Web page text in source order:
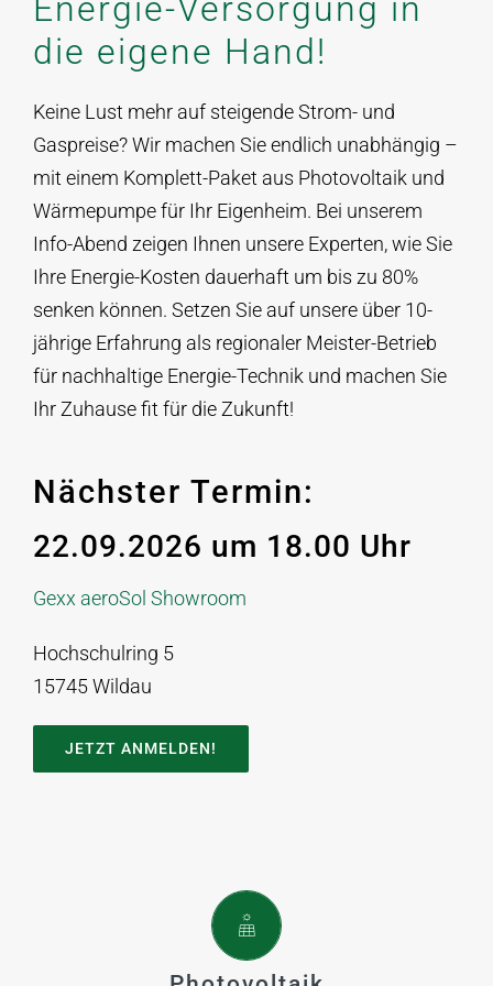
Angebot anfordern
Energie-Versorgung in
die eigene Hand!
Keine Lust mehr auf steigende Strom- und
Gaspreise? Wir machen Sie endlich unabhängig –
mit einem Komplett-Paket aus Photovoltaik und
Wärmepumpe für Ihr Eigenheim. Bei unserem
Info-Abend zeigen Ihnen unsere Experten, wie Sie
Ihre Energie-Kosten dauerhaft um bis zu 80%
senken können. Setzen Sie auf unsere über 10-
jährige Erfahrung als regionaler Meister-Betrieb
für nachhaltige Energie-Technik und machen Sie
Ihr Zuhause fit für die Zukunft!
Nächster Termin:
22.09.2026 um 18.00 Uhr
Gexx aeroSol Showroom
Hochschulring 5
15745 Wildau
JETZT ANMELDEN!
Mit einem leistungsstarken und
ertragreichen Photovoltaik-System
erzeugen Sie Ihren eigenen Strom.